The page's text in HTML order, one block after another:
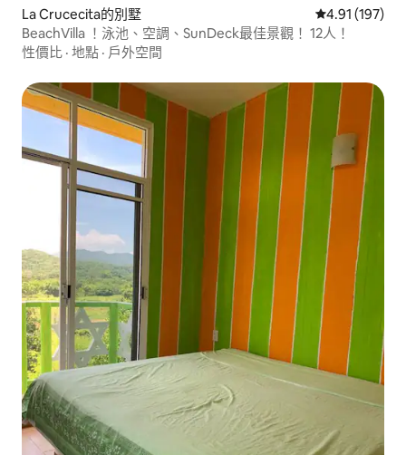
La Crucecita的別墅 從 197 則評價
4.91 (197)
BeachVilla ！泳池、空調、SunDeck最佳景觀！ 12人！
性價比 · 地點 · 戶外空間